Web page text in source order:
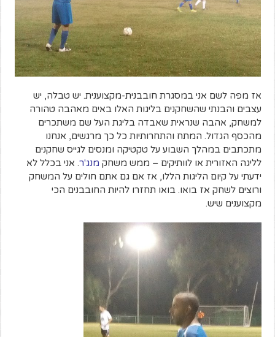
אז מפה לשם אני במסגרת חובבנית-מקצוענית. יש טבלה, יש
עצבים והבנתי שהשחקנים בליגות האלו באים מאהבה טהורה
למשחק, אהבה שנראית שאבדה בליגת העל שם משתכרים
מהכסף הגדול. המתח והתחרותיות כל כך מרגשים, אנחנו
מתכתבים במהלך השבוע על טקטיקה ומנסים לגייס שחקנים
לליגה האזורית או לוותיקים – ממש משחק מנג'ר. אני בכלל לא
ידעתי על קיום הליגות הללו, אז אם גם אתם חולים על המשחק
ורוצים לשחק אז בואו. בואו תחזרו להיות החובבנים הכי
מקצוענים שיש.